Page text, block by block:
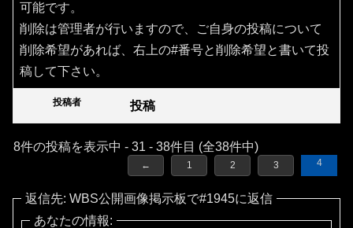
可能です。
削除は管理者が行いますので、ご自身の投稿について
削除希望があれば、右上の#番号と削除希望と書いて投
稿して下さい。
投稿者 投稿
8件の投稿を表示中 - 31 - 38件目 (全38件中)
← 1 2 3 4
返信先: WBS公開画像掲示板で#1945に返信
あなたの情報: